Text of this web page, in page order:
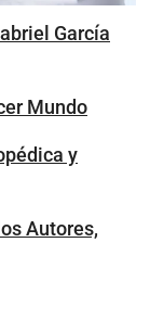
García
Mundo
y
Autores,